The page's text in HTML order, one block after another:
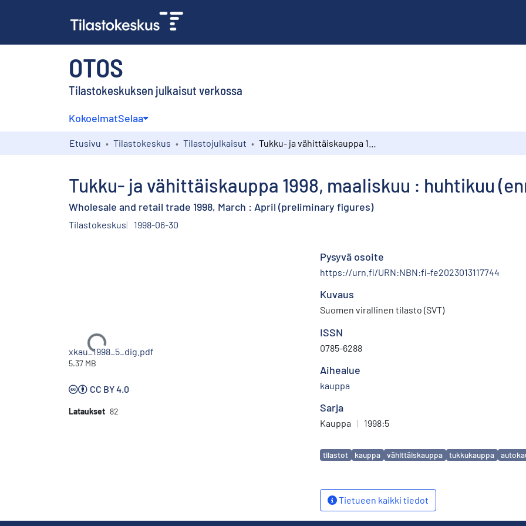
OTOS
Tilastokeskuksen julkaisut verkossa
KokoelmatSelaa
Etusivu Tilastokeskus Tilastojulkaisut
Tukku- ja vähittäiskauppa 1998, maaliskuu : huhtikuu
Wholesale and retail trade 1998, March : April (preliminary figures)
Tilastokeskus 1998-06-30
Ladataan...
xkau_1998_5_dig.pdf
5.37 MB
CC BY 4.0
Lataukset 82
Pysyvä osoite
https://urn.fi/URN:NBN:fi-fe2023013117744
Kuvaus
Suomen virallinen tilasto (SVT)
ISSN
0785-6288
Aihealue
kauppa
Sarja
Kauppa | 1998:5
Avainsanat
tilastot kauppa vähittäiskauppa tukkukauppa
Tietueen kaikki tiedot